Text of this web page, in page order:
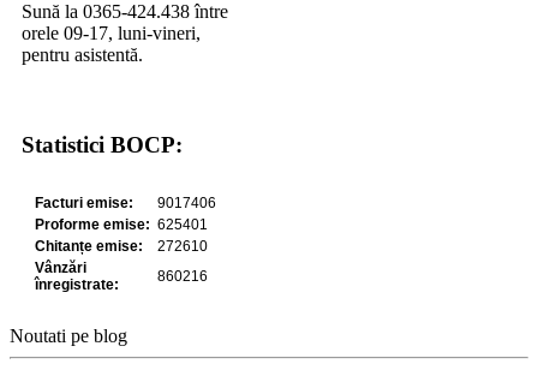
Sună la 0365-424.438 între
orele 09-17, luni-vineri,
pentru asistentă.
Statistici BOCP:
Noutati pe blog